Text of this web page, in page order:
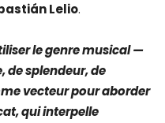
Lelio.
le genre musical —
de splendeur, de
vecteur pour aborder
qui interpelle